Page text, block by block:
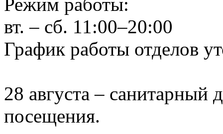
вт. – сб. 11:00–20:00
График работы отделов
28 августа – санитарный
посещения.